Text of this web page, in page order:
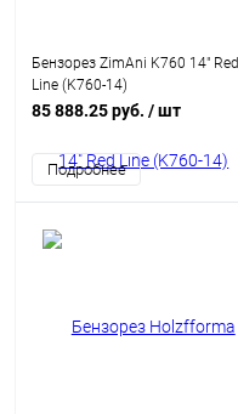
Бензорез ZimAni K760 14" Red
Line (K760-14)
85 888.25 руб. / шт
Подробнее